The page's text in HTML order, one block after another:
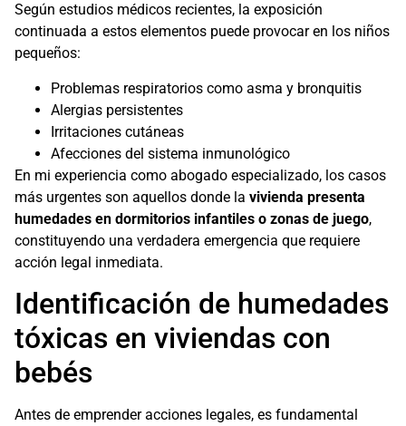
Según estudios médicos recientes, la exposición
continuada a estos elementos puede provocar en los niños
pequeños:
Problemas respiratorios como asma y bronquitis
Alergias persistentes
Irritaciones cutáneas
Afecciones del sistema inmunológico
En mi experiencia como abogado especializado, los casos
más urgentes son aquellos donde la vivienda presenta
humedades en dormitorios infantiles o zonas de juego,
constituyendo una verdadera emergencia que requiere
acción legal inmediata.
Identificación de humedades
tóxicas en viviendas con
bebés
Antes de emprender acciones legales, es fundamental